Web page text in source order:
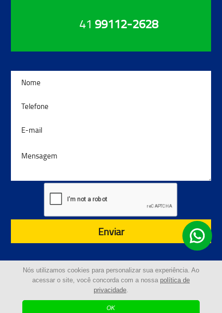
Nós utilizamos cookies para personalizar sua experiência. Ao
acessar o site, você concorda com a nossa política de
privacidade.
OK
41 99112-2628
Enviar
© 2024 - Guinchos Costeira | Todos os Direitos
Reservados